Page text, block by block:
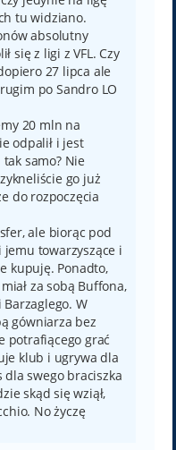
tu widziano.
absolutny
się z ligi z VFL. Czy
27 lipca ale
po Sandro LO
20 mln na
odpalił i jest
samo? Nie
go już
do rozpoczęcia
ale biorąc pod
jemu towarzyszące i
kupuję. Ponadto,
za sobą Buffona,
W
gówniarza bez
potrafiącego grać
klub i ugrywa dla
swego braciszka
skąd się wziął,
No życzę